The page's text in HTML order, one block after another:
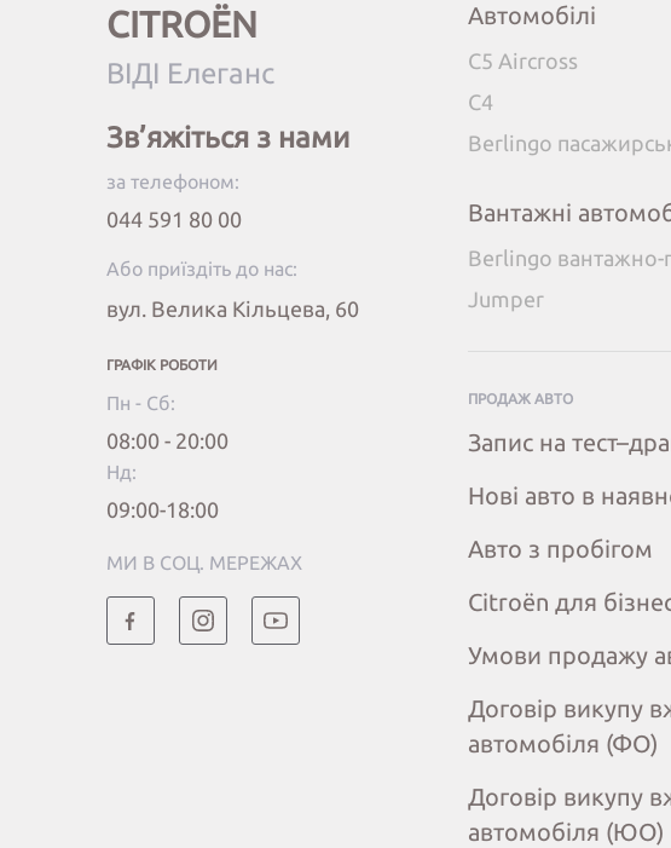
CITROËN
ВІДІ Елеганс
Зв’яжіться з нами
за телефоном:
044 591 80 00
Або приїздіть до нас:
вул. Велика Кільцева, 60
ГРАФІК РОБОТИ
Пн - Сб:
08:00 - 20:00
Нд:
09:00-18:00
МИ В СОЦ. МЕРЕЖАХ
Автомобілі
C5 Aircross
C4
Berlingo
Вантажні
Berlingo вантажно-
Jumper
ПРОДАЖ АВТО
Запис на
Нові авто в
Авто з пробігом
Citroёn для
Умови продажу
Договір викупу
автомобіля (ФО)
Договір викупу
автомобіля (ЮО)